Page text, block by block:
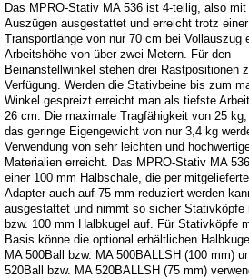
Das MPRO-Stativ MA 536 ist 4-teilig, also mit
Auszügen ausgestattet und erreicht trotz einer
Transportlänge von nur 70 cm bei Vollauszug
Arbeitshöhe von über zwei Metern. Für den
Beinanstellwinkel stehen drei Rastpositionen
Verfügung. Werden die Stativbeine bis zum
Winkel gespreizt erreicht man als tiefste
26 cm. Die maximale Tragfähigkeit von 25
das geringe Eigengewicht von nur 3,4 kg
Verwendung von sehr leichten und
Materialien erreicht. Das MPRO-Stativ MA
einer 100 mm Halbschale, die per
Adapter auch auf 75 mm reduziert werden
ausgestattet und nimmt so sicher Stativköpfe
bzw. 100 mm Halbkugel auf. Für Stativköpfe
Basis könne die optional erhältlichen
MA 500Ball bzw. MA 500BALLSH (100 mm)
520Ball bzw. MA 520BALLSH (75 mm)